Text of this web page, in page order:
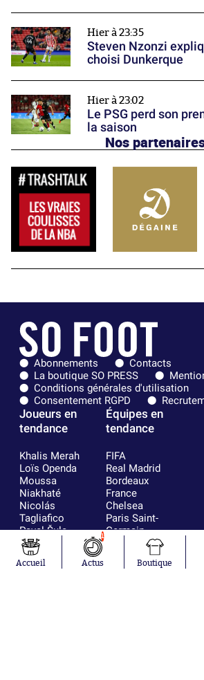
Hier à 23:35
Steven Nzonzi
choisi Dunkerque
Hier à 23:02
Le PSG perd son
la saison
Nos
Abonnements
Contacts
La boutique SO PRESS
Conditions générales d'utilisation
Consentement RGPD
Joueurs en
tendance
Khalis Merah
Loïs Openda
Moussa
Niakhaté
Nicolás
Tagliafico
Pavel Šulc
Gauthier Hein
Lionel Messi
Gonzalo
Équipes en
tendance
FIFA
Real Madrid
Bordeaux
France
Chelsea
Paris Saint-
Germain
Olympique
AC Milan
Accueil
1
Actus Boutique